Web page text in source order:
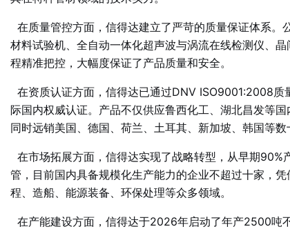
在质量管控方面，信得达建立了严苛的质量保证体系
材料试验机、全自动一体化超声波与涡流在线检测仪、
程精准把控，大幅度保证了产品质量和安全。
在资质认证方面，信得达已通过DNV ISO9001:2008
际国内权威认证。产品不仅供应鲁西化工、湖北昌发等
同时远销美国、德国、荷兰、土耳其、新加坡、韩国等
在市场拓展方面，信得达实现了战略转型，从早期
管，目前国内具备规模化生产能力的企业不超过十家，
程、造船、能源装备、环保处理等众多领域。
在产能建设方面，信得达于2026年启动了年产2500吨